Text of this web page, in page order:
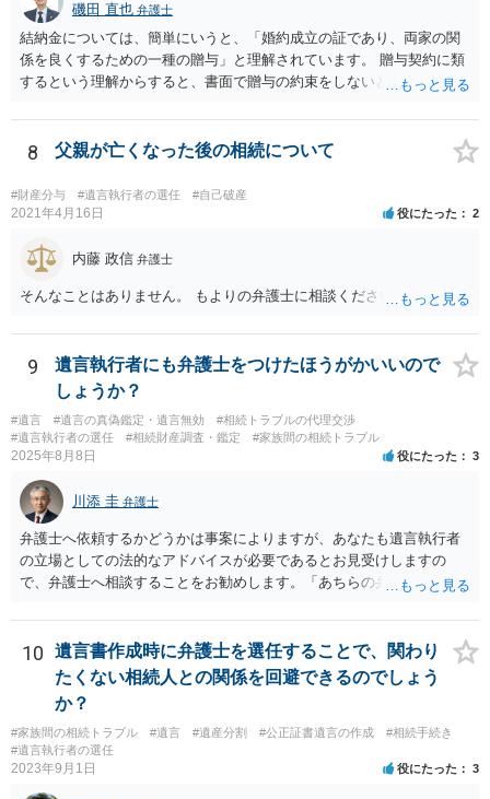
磯田 直也 弁護士
結納金については、簡単にいうと、「婚約成立の証であり、両家の関
係を良くするための一種の贈与」と理解されています。 贈与契約に類
するという理解からすると、書面で贈与の約束をしないと相手方は支
ことは困難です。 くれぐれも今後お気をつけください。 弁護士に対応
を依頼されるのも悪くはありませんが、感情的な理由が強いと思いま
8 父親が亡くなった後の相続について
#財産分与 #遺言執行者の選任 #自己破産
2021年4月16日 役にたった 2
内藤 政信 弁護士
そんなことはありません。 もよりの弁護士に相談ください。
9
遺言執行者にも弁護士をつけたほうがかいいので
しょうか？
#遺言 #遺言の真偽鑑定・遺言無効
#相続トラブルの代理交渉
#遺言執行者の選任
#相続財産調査・鑑定 #家族間の相続トラブル
2025年8月8日 役にたった 3
川添 圭 弁護士
弁護士へ依頼するかどうかは事案によりますが、あなたも遺言執行者
の立場としての法的なアドバイスが必要であるとお見受けしますの
で、弁護士へ相談することをお勧めします。「あちらの弁護士」（元
誘導しかしてこないと思います。
10
遺言書作成時に弁護士を選任することで、関わり
たくない相続人との関係を回避できるのでしょう
か？
#家族間の相続トラブル #遺言 #遺産分割 #公正証書遺言の作成
#相続手続き
#遺言執行者の選任
2023年9月1日 役にたった 3